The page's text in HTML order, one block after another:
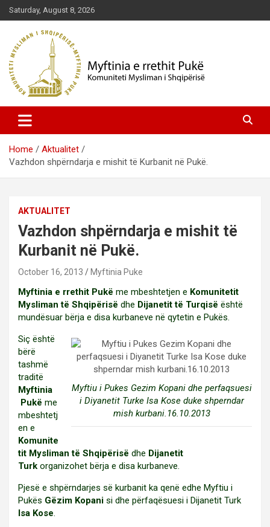
Skip
to
content
Saturday, August 8, 2026
Myftinia Pukë | Faqja Zyrtare
Home
Aktualitet
Vazhdon shpërndarja e mishit të Kurbanit në Pukë.
AKTUALITET
Vazhdon shpërndarja e mishit të
Kurbanit në Pukë.
October 16, 2013 Myftinia Puke
Myftinia e rrethit Pukë me mbeshtetjen e Komunitetit
Mysliman të Shqipërisë dhe Dijanetit të Turqisë është
mundësuar bërja e disa kurbaneve në qytetin e Pukës.
Myftiu i Pukes Gezim Kopani dhe perfaqsuesi
i Diyanetit Turke Isa Kose duke shperndar
mish kurbani.16.10.2013
Siç është
bërë
tashmë
traditë
Myftinia
Pukë me
mbeshtetj
en e
Komunite
tit Mysliman të Shqipërisë dhe Dijanetit
Turk organizohet bërja e disa kurbaneve.
Pjesë e shpërndarjes së kurbanit ka qenë edhe Myftiu i
Pukës Gëzim Kopani si dhe përfaqësuesi i Dijanetit Turk
Isa Kose.